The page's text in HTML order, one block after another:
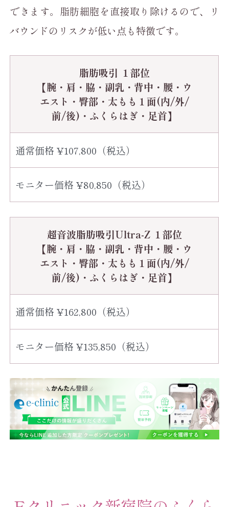
できます。脂肪細胞を直接取り除けるので、リ
バウンドのリスクが低い点も特徴です。
脂肪吸引 １部位
【腕・肩・脇・副乳・背中・腰・ウ
エスト・臀部・太もも１面(内/外/
前/後)・ふくらはぎ・足首】
通常価格 ¥107,800（税込）
モニター価格 ¥80,850（税込）
超音波脂肪吸引Ultra-Z １部位
【腕・肩・脇・副乳・背中・腰・ウ
エスト・臀部・太もも１面(内/外/
前/後)・ふくらはぎ・足首】
通常価格 ¥162,800（税込）
モニター価格 ¥135,850（税込）